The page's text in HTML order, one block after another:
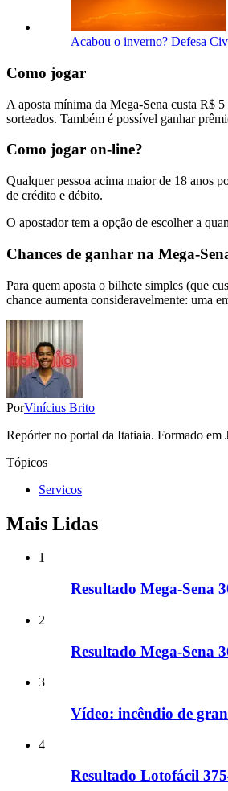
Acabou o inverno? Defesa
Como jogar
A aposta mínima da Mega-Sena custa R$
sorteados. Também é possível ganhar
Como jogar on-line?
Qualquer pessoa acima maior de 18 anos
de crédito e débito.
O apostador tem a opção de escolher a
Chances de ganhar na Mega-
Para quem aposta o bilhete simples (que
chance aumenta consideravelmente: uma
PorVinícius Brito
Repórter no portal da Itatiaia. Formado
Tópicos
Servicos
Mais Lidas
1
Resultado Mega-Sena
2
Resultado Mega-Sena
3
Vídeo: incêndio de
4
Resultado Lotofácil